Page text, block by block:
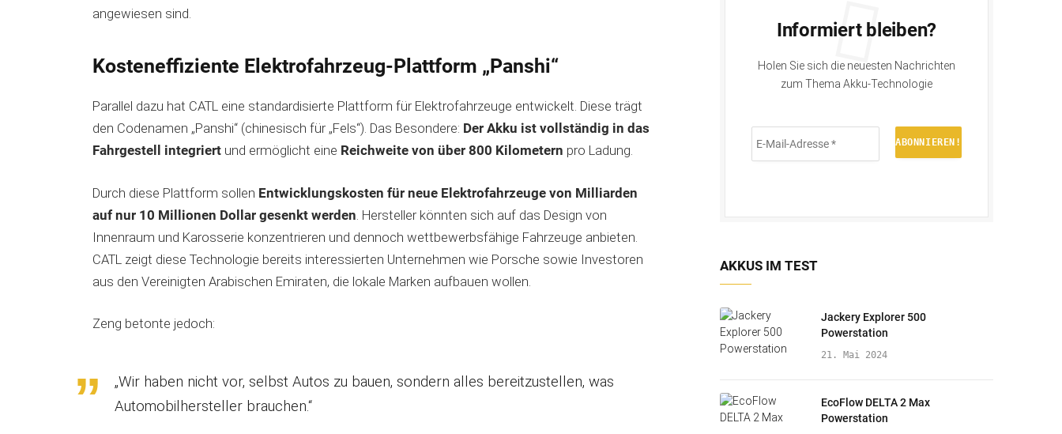
angewiesen sind.
Kosteneffiziente Elektrofahrzeug-Plattform „Panshi“
Parallel dazu hat CATL eine standardisierte Plattform für Elektrofahrzeuge entwickelt. Diese trägt
den Codenamen „Panshi“ (chinesisch für „Fels“). Das Besondere: Der Akku ist vollständig in das
Fahrgestell integriert und ermöglicht eine Reichweite von über 800 Kilometern pro Ladung.
Durch diese Plattform sollen Entwicklungskosten für neue Elektrofahrzeuge von Milliarden
auf nur 10 Millionen Dollar gesenkt werden . Hersteller könnten sich auf das Design von
Innenraum und Karosserie konzentrieren und dennoch wettbewerbsfähige Fahrzeuge anbieten.
CATL zeigt diese Technologie bereits interessierten Unternehmen wie Porsche sowie Investoren
aus den Vereinigten Arabischen Emiraten, die lokale Marken aufbauen wollen.
Zeng betonte jedoch:
„Wir haben nicht vor, selbst Autos zu bauen, sondern alles bereitzustellen, was
Automobilhersteller brauchen.“
Informiert bleiben?
Holen Sie sich die neuesten Nachrichten
zum Thema Akku-Technologie
Mail-
Adresse
AKKUS IM TEST
Jackery Explorer 500
Powerstation
21. Mai 2024
EcoFlow DELTA 2 Max
Powerstation